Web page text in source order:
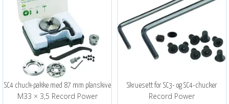
SC4 chuck-pakke med 87 mm planskive
M33 × 3,5 Record Power
Skruesett for SC3- og SC4-chucker
Record Power